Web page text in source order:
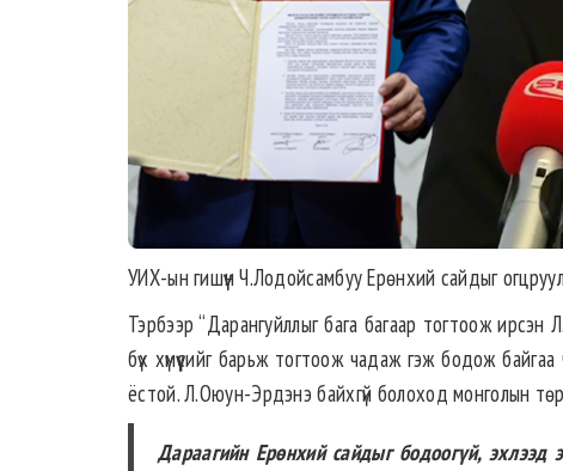
УИХ-ын гишүүн Ч.Лодойсамбуу Ерөнхий сайдыг
Тэрбээр “Дарангуйллыг бага багаар тогтоож ирсэн
бүх хүмүүсийг барьж тогтоож чадаж гэж бодож
ёстой. Л.Оюун-Эрдэнэ байхгүй болоход монголын
Дараагийн Ерөнхий сайдыг бодоогүй, эхлээд